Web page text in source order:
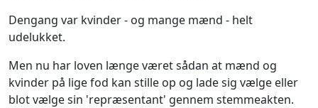
Dengang var kvinder - og mange mænd - helt
udelukket.
Men nu har loven længe været sådan at mænd og
kvinder på lige fod kan stille op og lade sig vælge eller
blot vælge sin 'repræsentant' gennem stemmeakten.